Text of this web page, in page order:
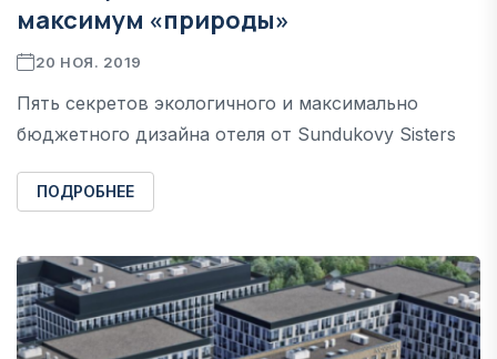
максимум «природы»
20 НОЯ. 2019
Пять секретов экологичного и максимально
бюджетного дизайна отеля от Sundukovy Sisters
ПОДРОБНЕЕ